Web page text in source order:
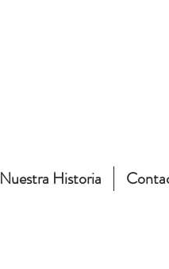
Nuestra Historia